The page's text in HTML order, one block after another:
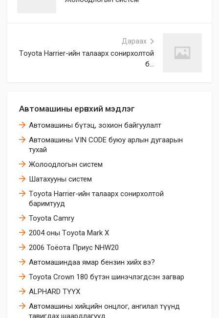
Автомашины ерөнхий мэдлэг
Автомашины бүтэц, зохион байгуулалт
Автомашины VIN CODE буюу арлын дугаарын
тухай
Жолоодлогын систем
Шатахууны систем
Тoyota Harrier-ийн талаарх сонирхолтой
баримтууд
Toyota Camry
2004 оны Тoyota Mark X
2006 Тоёота Приус NHW20
Автомашиндаа ямар бензин хийх вэ?
Toyota Crown 180 бүтэн шинэчлэгдсэн загвар
ALPHARD ТҮҮХ
Автомашины хийцийн онцлог, ангилал түүнд
тавигдах шаардлагууд
Дараах
Тoyota Harrier-ийн талаарх сонирхолтой
б...